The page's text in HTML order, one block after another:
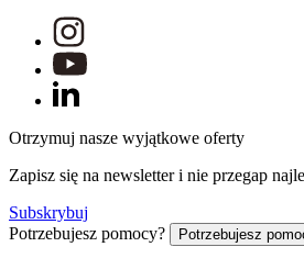
Otrzymuj nasze wyjątkowe oferty
Zapisz się na newsletter i nie przegap
Subskrybuj
Potrzebujesz pomocy?
Potrzebujesz